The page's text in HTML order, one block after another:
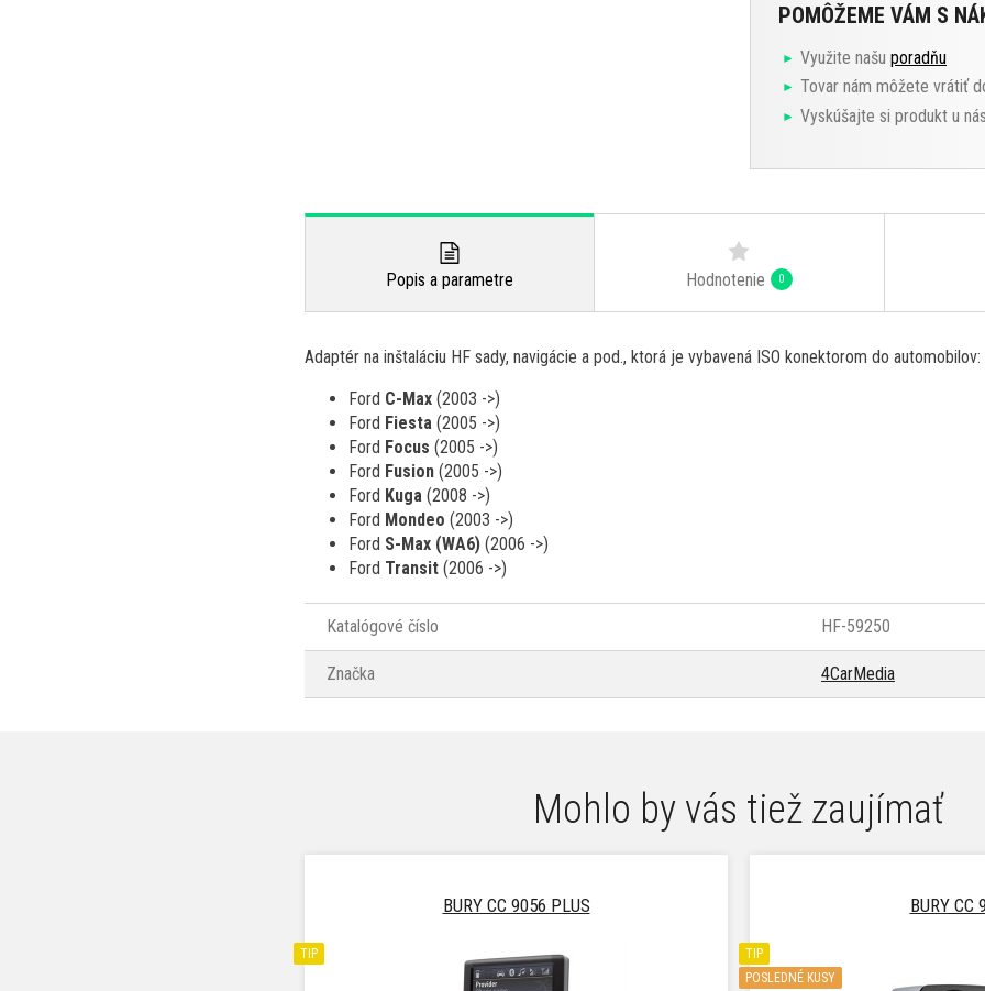
POMÔŽEME VÁM S
Využite našu poradňu
Tovar nám môžete vrátiť
Vyskúšajte si produkt u
Popis a parametre Hodnotenie 0
Adaptér na inštaláciu HF sady, navigácie a pod., ktorá je vybavená ISO konektorom do automobilov:
Ford C-Max (2003 ->)
Ford Fiesta (2005 ->)
Ford Focus (2005 ->)
Ford Fusion (2005 ->)
Ford Kuga (2008 ->)
Ford Mondeo (2003 ->)
Ford S-Max (WA6) (2006 ->)
Ford Transit (2006 ->)
Katalógové číslo HF-59250
Značka 4CarMedia
Mohlo by vás tiež zaujímať
BURY CC 9056 PLUS
TIP
BURY CC
TIP
POSLEDNÉ KUSY